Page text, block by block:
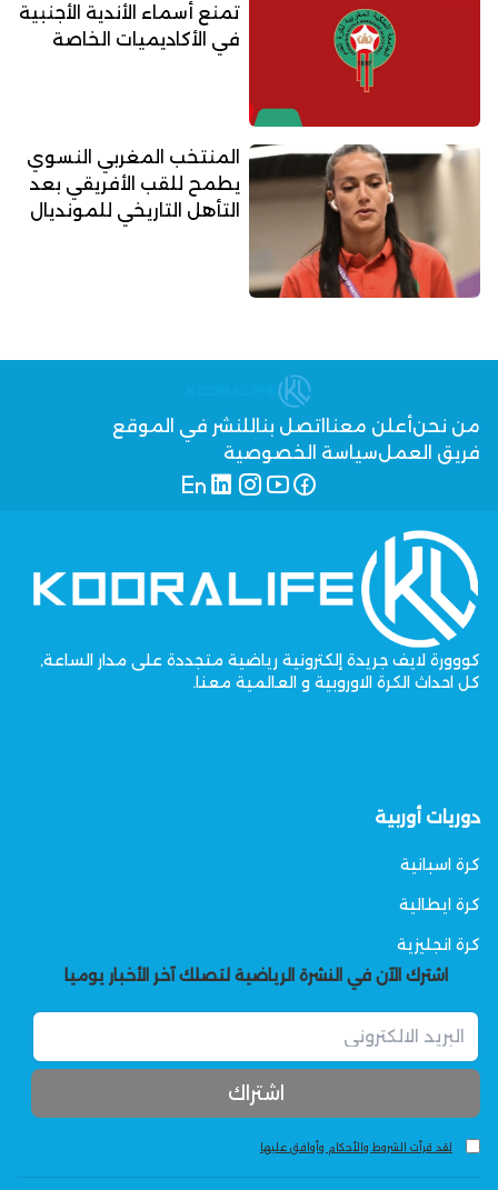
تمنع أسماء الأندية الأجنبية
في الأكاديميات الخاصة
المنتخب المغربي النسوي
يطمح للقب الأفريقي بعد
التأهل التاريخي للمونديال
من نحنأعلن معنا اتصل بنا للنشر في الموقع
فريق العملسياسة الخصوصية
كووورة لايف جريدة إلكترونية رياضية متجددة على مدار الساعة,
كل احداث الكرة الاوروبية و العالمية معنا.
دوريات أوربية
كرة اسبانية
كرة ايطالية
كرة انجليزية
اشترك الآن في النشرة الرياضية لتصلك آخر الأخبار يوميا
لقد قرأت الشروط والأحكام وأوافق عليها